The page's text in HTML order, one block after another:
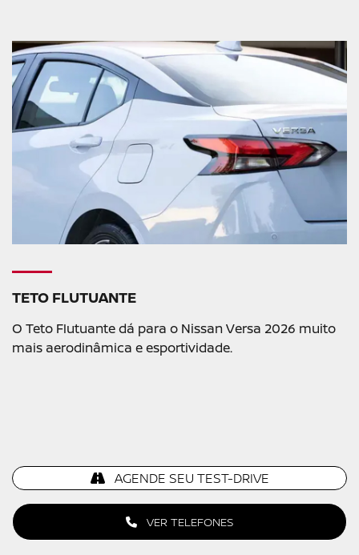
TETO FLUTUANTE
O Teto Flutuante dá para o Nissan Versa 2026 muito
mais aerodinâmica e esportividade.
VER TELEFONES
AGENDE SEU TEST-DRIVE